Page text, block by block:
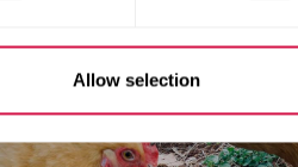
Allow selection